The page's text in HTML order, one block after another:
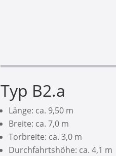
Typ B2.a
Länge: ca. 9,50 m
Breite: ca. 7,0 m
Torbreite: ca. 3,0 m
Durchfahrtshöhe: ca. 4,1 m